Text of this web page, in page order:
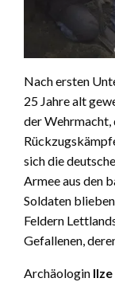
Nach ersten
25 Jahre alt
der Wehrmacht,
sich die
Armee aus den
Soldaten
Feldern
Gefallenen,
Archäologin